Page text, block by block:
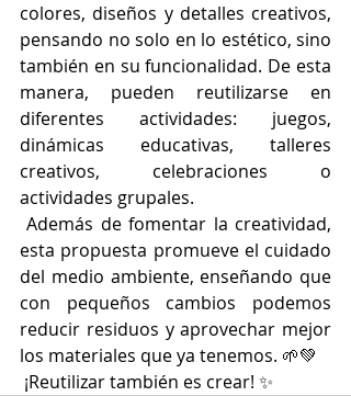
colores, diseños y detalles creativos,
pensando no solo en lo estético, sino
también en su funcionalidad. De esta
manera, pueden reutilizarse en
diferentes actividades: juegos,
dinámicas educativas, talleres
creativos, celebraciones o
actividades grupales.
Además de fomentar la creatividad,
esta propuesta promueve el cuidado
del medio ambiente, enseñando que
con pequeños cambios podemos
reducir residuos y aprovechar mejor
los materiales que ya tenemos. 🌱💚
¡Reutilizar también es crear! ✨